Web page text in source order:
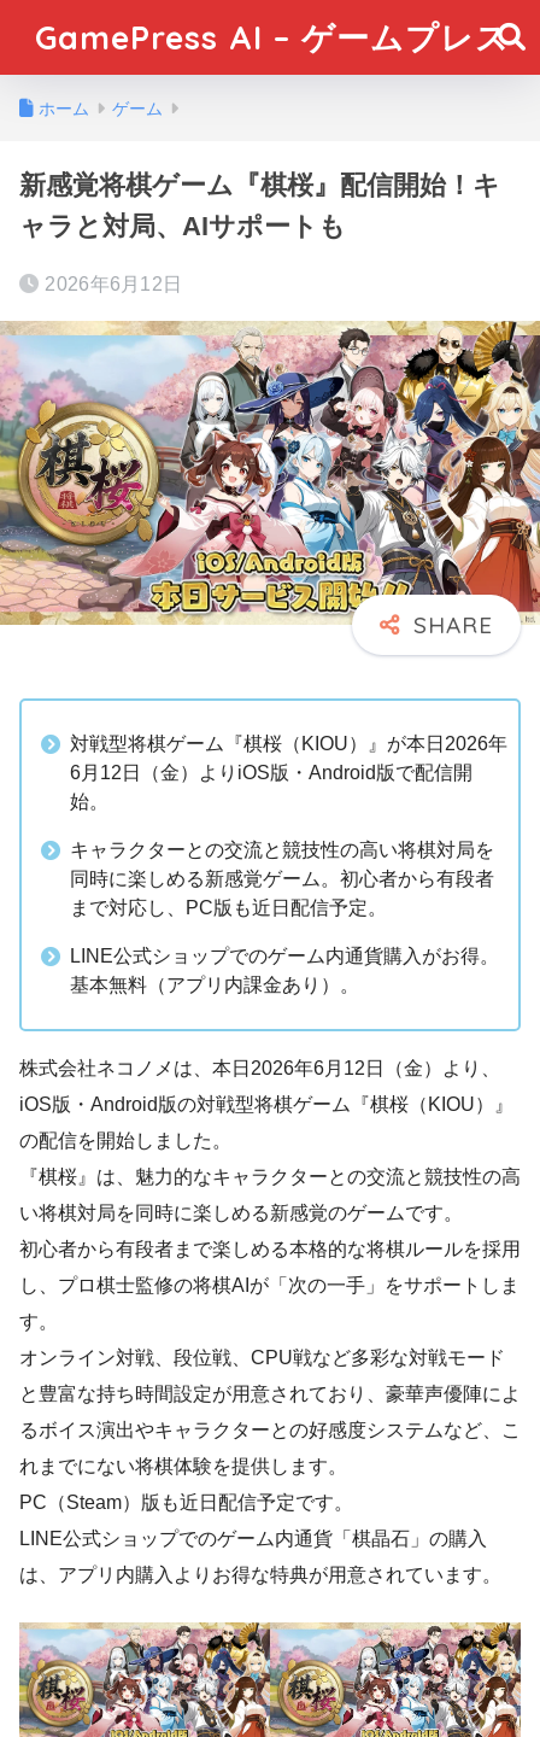
GamePress AI – ゲームプレス
ホーム ゲーム
新感覚将棋ゲーム『棋桜』配信開始！キ
ャラと対局、AIサポートも
2026年6月12日
対戦型将棋ゲーム『棋桜（KIOU）』が本日2026年
6月12日（金）よりiOS版・Android版で配信開
始。
キャラクターとの交流と競技性の高い将棋対局を
同時に楽しめる新感覚ゲーム。初心者から有段者
まで対応し、PC版も近日配信予定。
LINE公式ショップでのゲーム内通貨購入がお得。
基本無料（アプリ内課金あり）。
株式会社ネコノメは、本日2026年6月12日（金）より、
iOS版・Android版の対戦型将棋ゲーム『棋桜（KIOU）』
の配信を開始しました。
『棋桜』は、魅力的なキャラクターとの交流と競技性の高
い将棋対局を同時に楽しめる新感覚のゲームです。
初心者から有段者まで楽しめる本格的な将棋ルールを採用
し、プロ棋士監修の将棋AIが「次の一手」をサポートしま
す。
オンライン対戦、段位戦、CPU戦など多彩な対戦モード
と豊富な持ち時間設定が用意されており、豪華声優陣によ
るボイス演出やキャラクターとの好感度システムなど、こ
れまでにない将棋体験を提供します。
PC（Steam）版も近日配信予定です。
LINE公式ショップでのゲーム内通貨「棋晶石」の購入
は、アプリ内購入よりお得な特典が用意されています。